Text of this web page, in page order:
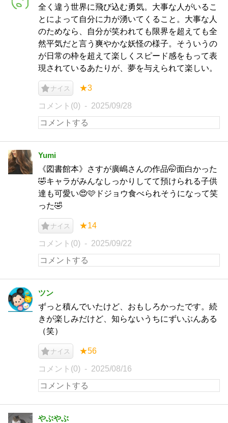
全く違う世界に飛び込む勇気。大事な人がいるこ
とによって自分に力が湧いてくること。大事な人
のためなら、自分が笑われても限界を超えても全
然平気だと言う爽やかな妖怪の様子。そういうの
が日常の枠を超えて楽しくスピード感をもって表
現されているあたりが、夢を与えられて楽しい。
ナイス ★3
コメント(0) 2025/09/28
Yumi
《図書館本》さすが廣嶋さんの作品🤭面白かった
🤣キャラがみんなしっかりしてて預けられる子供
達も可愛い😍🩷ドジョウ食べられそうになって笑
った🤣
ナイス ★14
コメント(0) 2025/09/22
ツン
ずっと積んでいたけど、おもしろかったです。続
きが楽しみだけど、知らないうちにずいぶんある
（笑）
ナイス ★56
コメント(0) 2025/08/16
やぶやぶ